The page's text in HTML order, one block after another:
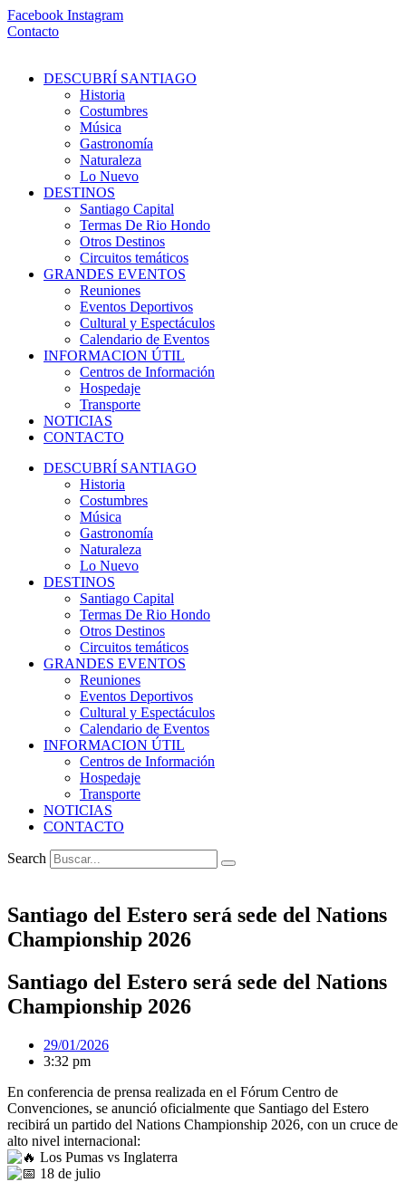
Ir
al
Facebook Instagram
Contacto
DESCUBRÍ SANTIAGO
Historia
Costumbres
Música
Gastronomía
Naturaleza
Lo Nuevo
DESTINOS
Santiago Capital
Termas De Rio Hondo
Otros Destinos
Circuitos temáticos
GRANDES EVENTOS
Reuniones
Eventos Deportivos
Cultural y Espectáculos
Calendario de Eventos
INFORMACION ÚTIL
Centros de Información
Hospedaje
Transporte
NOTICIAS
CONTACTO
DESCUBRÍ SANTIAGO
Historia
Costumbres
Música
Gastronomía
Naturaleza
Lo Nuevo
DESTINOS
Santiago Capital
Termas De Rio Hondo
Otros Destinos
Circuitos temáticos
GRANDES EVENTOS
Reuniones
Eventos Deportivos
Cultural y Espectáculos
Calendario de Eventos
INFORMACION ÚTIL
Centros de Información
Hospedaje
Transporte
NOTICIAS
CONTACTO
Search
Santiago del Estero será sede del Nations
Championship 2026
Santiago del Estero será sede del Nations
Championship 2026
29/01/2026
3:32 pm
En conferencia de prensa realizada en el Fórum Centro de
Convenciones, se anunció oficialmente que Santiago del Estero
recibirá un partido del Nations Championship 2026, con un cruce de
alto nivel internacional:
Los Pumas vs Inglaterra
18 de julio